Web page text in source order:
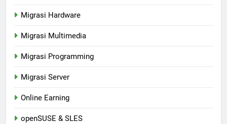
Migrasi Hardware
Migrasi Multimedia
Migrasi Programming
Migrasi Server
Online Earning
openSUSE & SLES